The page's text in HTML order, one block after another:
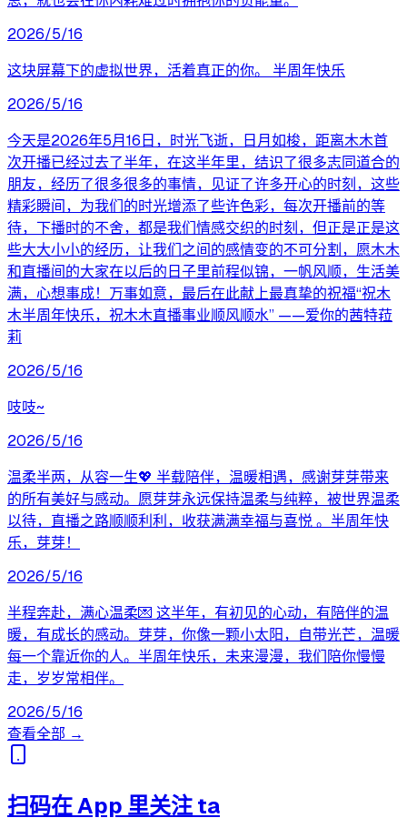
2026/5/16
这块屏幕下的虚拟世界，活着真正的你。 半周年快乐
2026/5/16
今天是2026年5月16日，时光飞逝，日月如梭，距离木木首
次开播已经过去了半年，在这半年里，结识了很多志同道合的
朋友，经历了很多很多的事情，见证了许多开心的时刻，这些
精彩瞬间，为我们的时光增添了些许色彩，每次开播前的等
待，下播时的不舍，都是我们情感交织的时刻，但正是正是这
些大大小小的经历，让我们之间的感情变的不可分割，愿木木
和直播间的大家在以后的日子里前程似锦，一帆风顺，生活美
满，心想事成！万事如意，最后在此献上最真挚的祝福“祝木
木半周年快乐，祝木木直播事业顺风顺水” ——爱你的茜特菈
莉
2026/5/16
吱吱~
2026/5/16
温柔半两，从容一生💖 半载陪伴，温暖相遇，感谢芽芽带来
的所有美好与感动。愿芽芽永远保持温柔与纯粹，被世界温柔
以待，直播之路顺顺利利，收获满满幸福与喜悦 。半周年快
乐，芽芽！
2026/5/16
半程奔赴，满心温柔💌 这半年，有初见的心动，有陪伴的温
暖，有成长的感动。芽芽，你像一颗小太阳，自带光芒，温暖
每一个靠近你的人。半周年快乐，未来漫漫，我们陪你慢慢
走，岁岁常相伴。
2026/5/16
查看全部 →
扫码在 App 里关注 ta